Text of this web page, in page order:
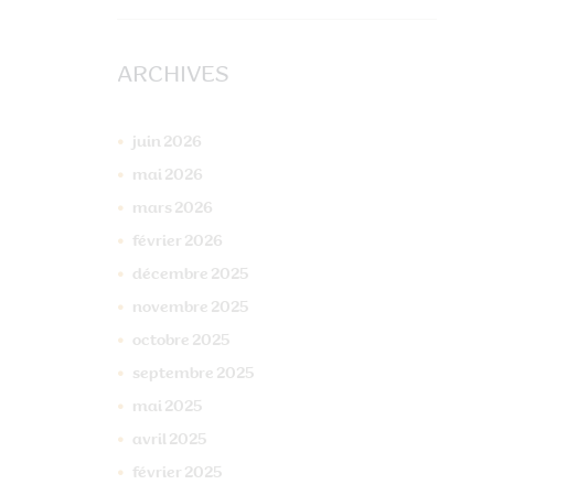
ARCHIVES
juin 2026
mai 2026
mars 2026
février 2026
décembre 2025
novembre 2025
octobre 2025
septembre 2025
mai 2025
avril 2025
février 2025